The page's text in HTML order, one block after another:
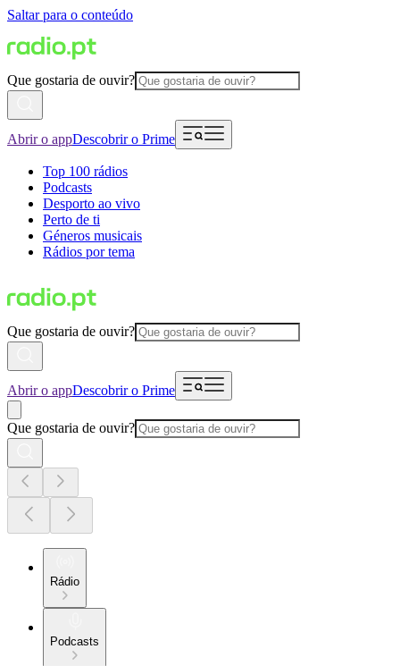
Saltar para o conteúdo
Que gostaria de ouvir?
Abrir o appDescobrir o Prime
Top 100 rádios
Podcasts
Desporto ao vivo
Perto de ti
Géneros musicais
Rádios por tema
Que gostaria de ouvir?
Abrir o appDescobrir o Prime
Que gostaria de ouvir?
Rádio
Podcasts